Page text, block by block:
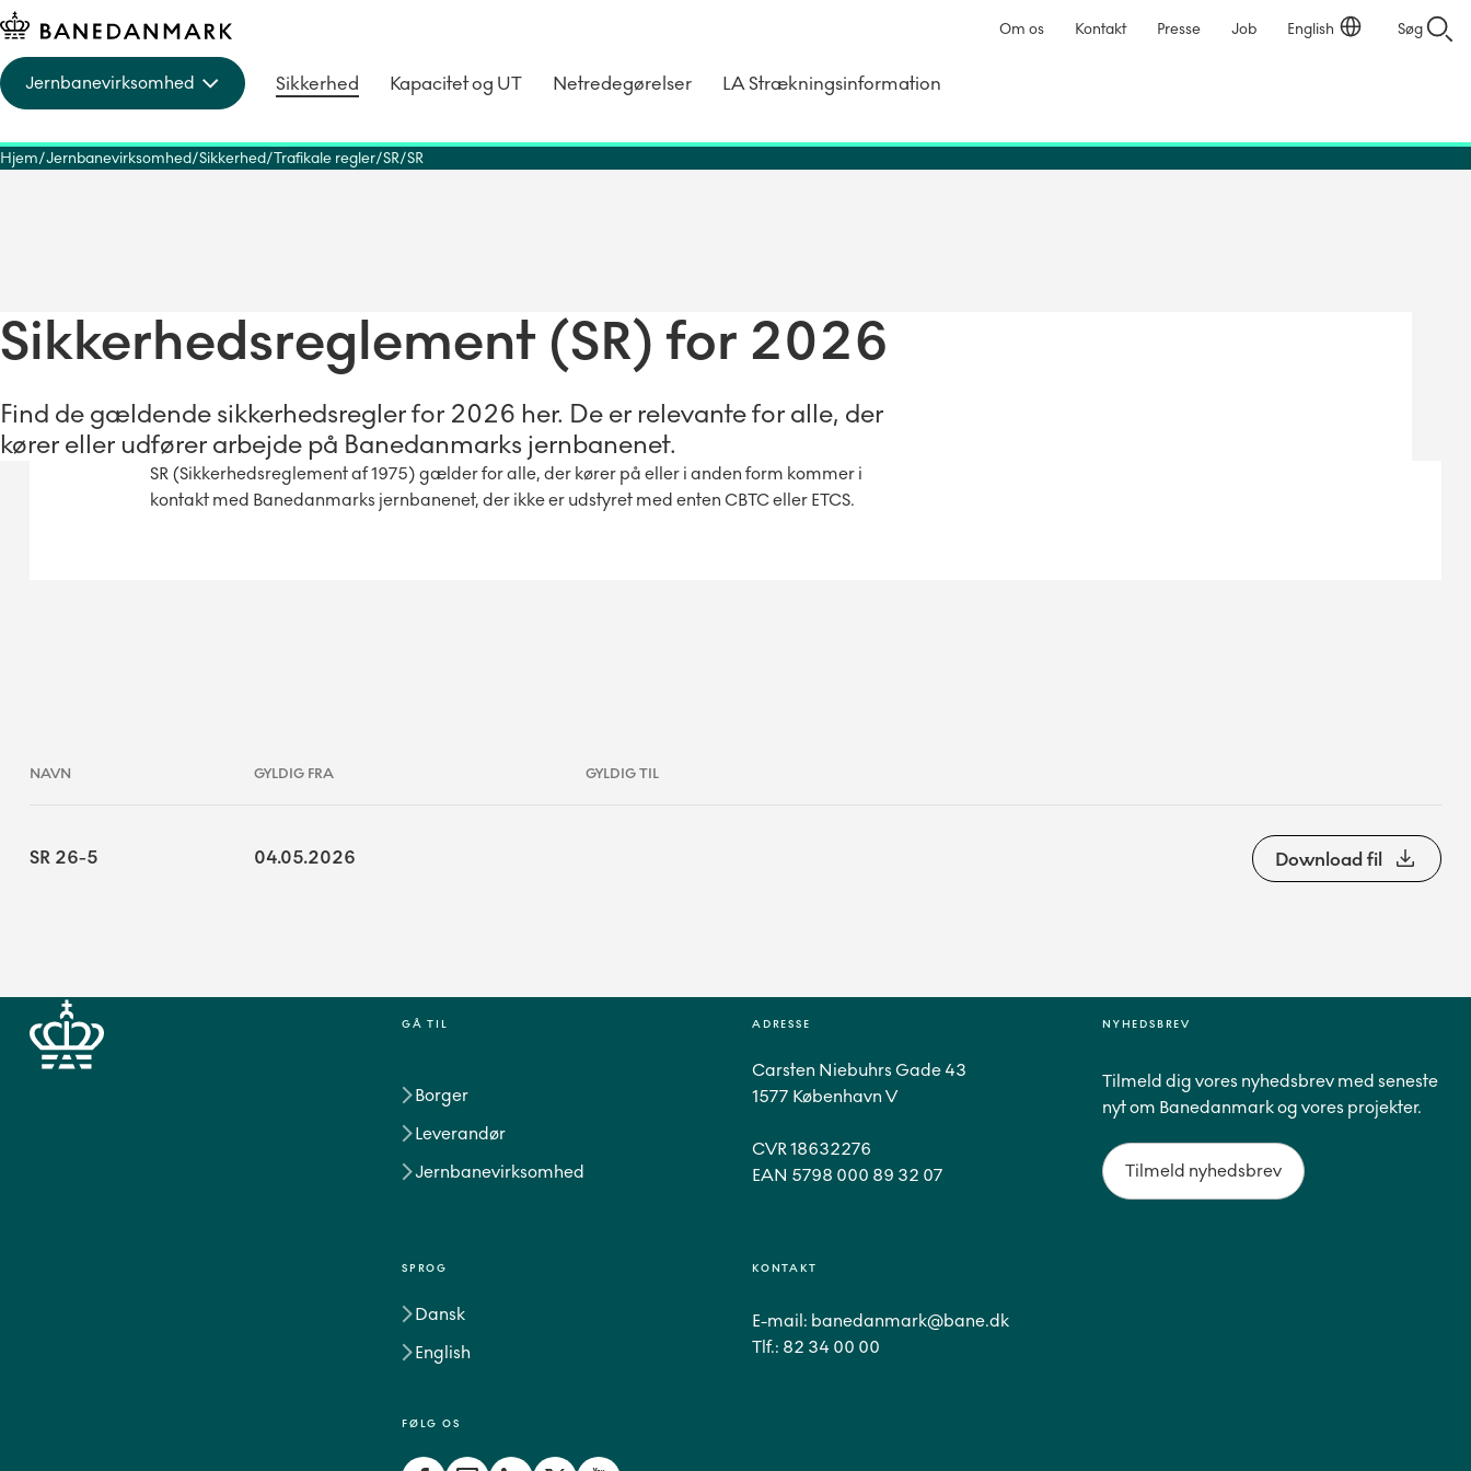
Jernbanevirksomhed Sikkerhed Kapacitet og UT Netredegørelser LA Strækningsinformation
Om os Kontakt Presse Job English Søg
Hjem Jernbanevirksomhed Sikkerhed Trafikale regler SR SR
Sikkerhedsreglement (SR) for 2026
Find de gældende sikkerhedsregler for 2026 her. De er relevante for alle, der
kører eller udfører arbejde på Banedanmarks jernbanenet.
SR (Sikkerhedsreglement af 1975) gælder for alle, der kører på eller i anden form kommer i
kontakt med Banedanmarks jernbanenet, der ikke er udstyret med enten CBTC eller ETCS.
NAVN GYLDIG FRA GYLDIG TIL
SR 26-5 04.05.2026 Download fil
GÅ TIL
Borger
Leverandør
Jernbanevirksomhed
SPROG
Dansk
English
FØLG OS
ADRESSE
Carsten Niebuhrs Gade 43
1577 København V
CVR 18632276
EAN 5798 000 89 32 07
KONTAKT
E-mail: banedanmark@bane.dk
Tlf.: 82 34 00 00
NYHEDSBREV
Tilmeld dig vores nyhedsbrev med seneste
nyt om Banedanmark og vores projekter.
Tilmeld nyhedsbrev